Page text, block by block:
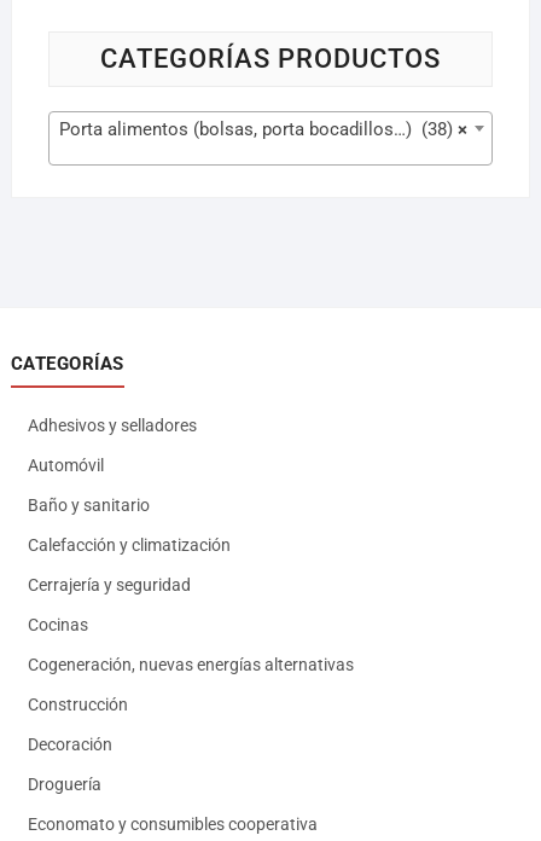
CATEGORÍAS PRODUCTOS
×
Porta alimentos (bolsas, porta bocadillos…) (38)
CATEGORÍAS
Adhesivos y selladores
Automóvil
Baño y sanitario
Calefacción y climatización
Cerrajería y seguridad
Cocinas
Cogeneración, nuevas energías alternativas
Construcción
Decoración
Droguería
Economato y consumibles cooperativa